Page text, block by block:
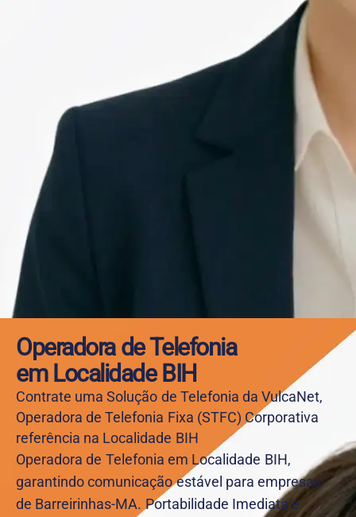
Operadora de Telefonia
em Localidade BIH
Contrate uma Solução de Telefonia da VulcaNet,
Operadora de Telefonia Fixa (STFC) Corporativa
referência na Localidade BIH
Operadora de Telefonia em Localidade BIH,
garantindo comunicação estável para empresas
de Barreirinhas-MA. Portabilidade Imediata e